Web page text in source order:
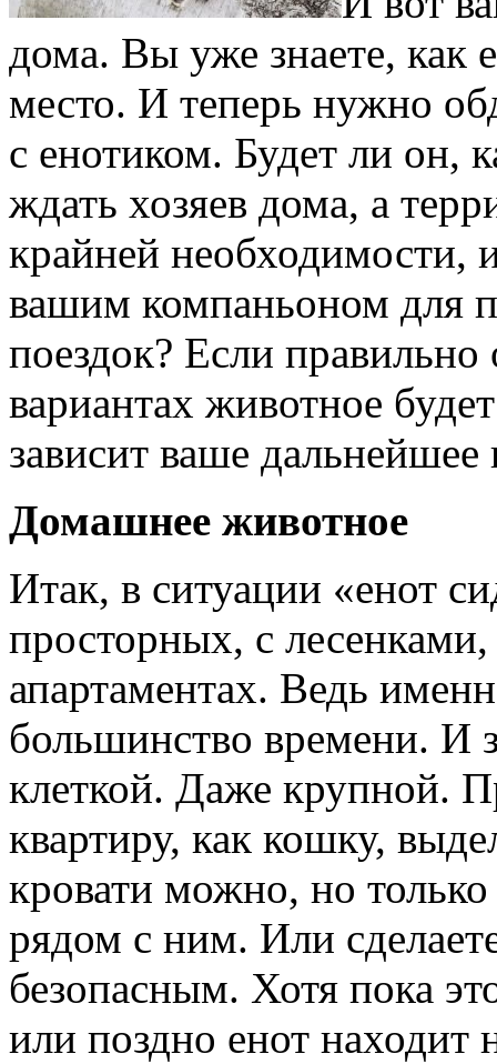
дома. Вы уже знаете, как
место. И теперь нужно
с енотиком. Будет ли он,
ждать хозяев дома, а
крайней необходимости,
вашим компаньоном для
поездок? Если
вариантах животное
зависит ваше дальнейшее
Домашнее животное
Итак, в ситуации «енот
просторных, с
апартаментах. Ведь
большинство времени. И
клеткой. Даже крупной.
квартиру, как кошку,
кровати можно, но
рядом с ним. Или
безопасным. Хотя пока
или поздно енот находит